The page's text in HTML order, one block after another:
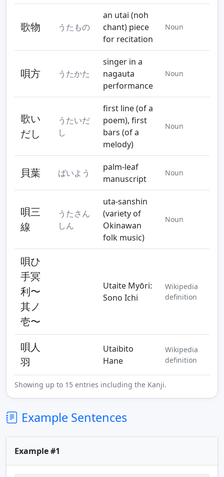
歌物 うたもの
an utai (noh
chant) piece
for recitation
Noun
唄方 うたかた
singer in a
nagauta
performance
Noun
歌い
だし
うたいだ
し
first line (of a
poem), first
bars (of a
melody)
Noun
貝葉 ばいよう
palm-leaf
manuscript
Noun
唄三
線
うたさん
しん
uta-sanshin
(variety of
Okinawan
folk music)
Noun
唄ひ
手冥
利〜
其ノ
壱〜
Utaite Myōri:
Sono Ichi
Wikipedia
definition
唄人
羽
Utaibito
Hane
Wikipedia
definition
Showing up to 15 entries including the Kanji.
Example Sentences
Example #1